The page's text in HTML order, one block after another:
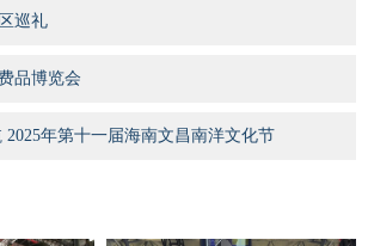
巡礼
品博览会
年第十一届海南文昌南洋文化节